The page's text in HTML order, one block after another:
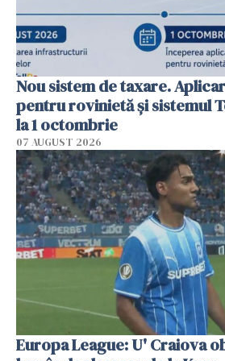
Nou sistem de taxare.
pentru rovinietă şi sistemul
la 1 octombrie
07 AUGUST 2026
Europa League: U' Craiova